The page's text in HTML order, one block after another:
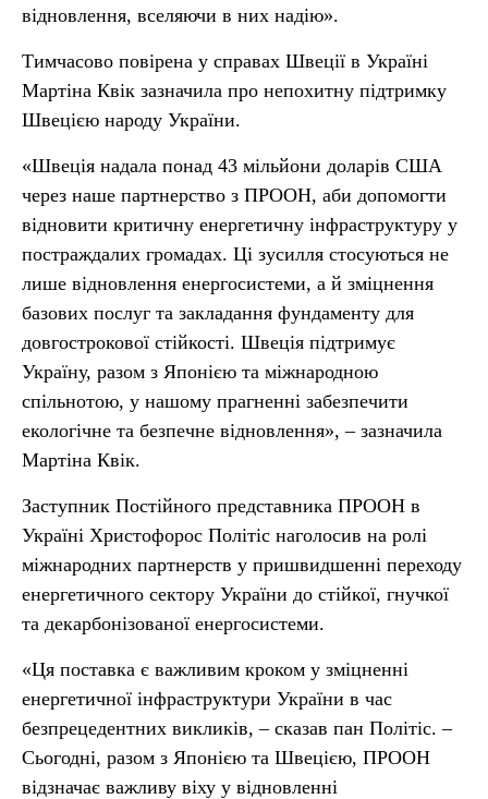
відновлення, вселяючи в них надію».
Тимчасово повірена у справах Швеції в Україні
Мартіна Квік зазначила про непохитну підтримку
Швецією народу України.
«Швеція надала понад 43 мільйони доларів США
через наше партнерство з ПРООН, аби допомогти
відновити критичну енергетичну інфраструктуру у
постраждалих громадах. Ці зусилля стосуються не
лише відновлення енергосистеми, а й зміцнення
базових послуг та закладання фундаменту для
довгострокової стійкості. Швеція підтримує
Україну, разом з Японією та міжнародною
спільнотою, у нашому прагненні забезпечити
екологічне та безпечне відновлення», – зазначила
Мартіна Квік.
Заступник Постійного представника ПРООН в
Україні Христофорос Політіс наголосив на ролі
міжнародних партнерств у пришвидшенні переходу
енергетичного сектору України до стійкої, гнучкої
та декарбонізованої енергосистеми.
«Ця поставка є важливим кроком у зміцненні
енергетичної інфраструктури України в час
безпрецедентних викликів, – сказав пан Політіс. –
Сьогодні, разом з Японією та Швецією, ПРООН
відзначає важливу віху у відновленні